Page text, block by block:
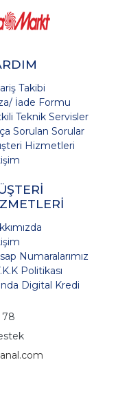
Takibi
İade Formu
Teknik Servisler
Sorulan Sorular
Hizmetleri
Numaralarımız
Politikası
Digital Kredi
78